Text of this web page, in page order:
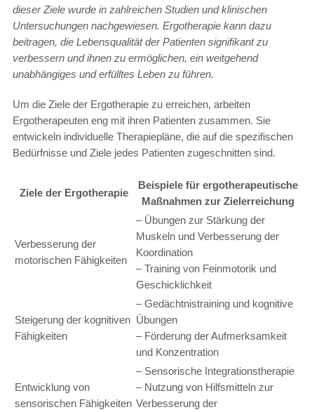
dieser Ziele wurde in zahlreichen Studien und klinischen
Untersuchungen nachgewiesen. Ergotherapie kann dazu
beitragen, die Lebensqualität der Patienten signifikant zu
verbessern und ihnen zu ermöglichen, ein weitgehend
unabhängiges und erfülltes Leben zu führen.
Um die Ziele der Ergotherapie zu erreichen, arbeiten
Ergotherapeuten eng mit ihren Patienten zusammen. Sie
entwickeln individuelle Therapiepläne, die auf die spezifischen
Bedürfnisse und Ziele jedes Patienten zugeschnitten sind.
Ziele der Ergotherapie
Beispiele für ergotherapeutische
Maßnahmen zur Zielerreichung
Verbesserung der
motorischen Fähigkeiten
– Übungen zur Stärkung der
Muskeln und Verbesserung der
Koordination
– Training von Feinmotorik und
Geschicklichkeit
Steigerung der kognitiven
Fähigkeiten
– Gedächtnistraining und kognitive
Übungen
– Förderung der Aufmerksamkeit
und Konzentration
Entwicklung von
sensorischen Fähigkeiten
– Sensorische Integrationstherapie
– Nutzung von Hilfsmitteln zur
Verbesserung der